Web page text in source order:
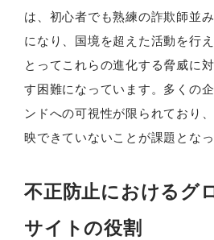
は、初心者でも熟練の詐欺師並
になり、国境を超えた活動を行
とってこれらの進化する脅威に
す困難になっています。多くの
ンドへの可視性が限られており
映できていないことが課題となっ
不正防止におけるグ
サイトの役割